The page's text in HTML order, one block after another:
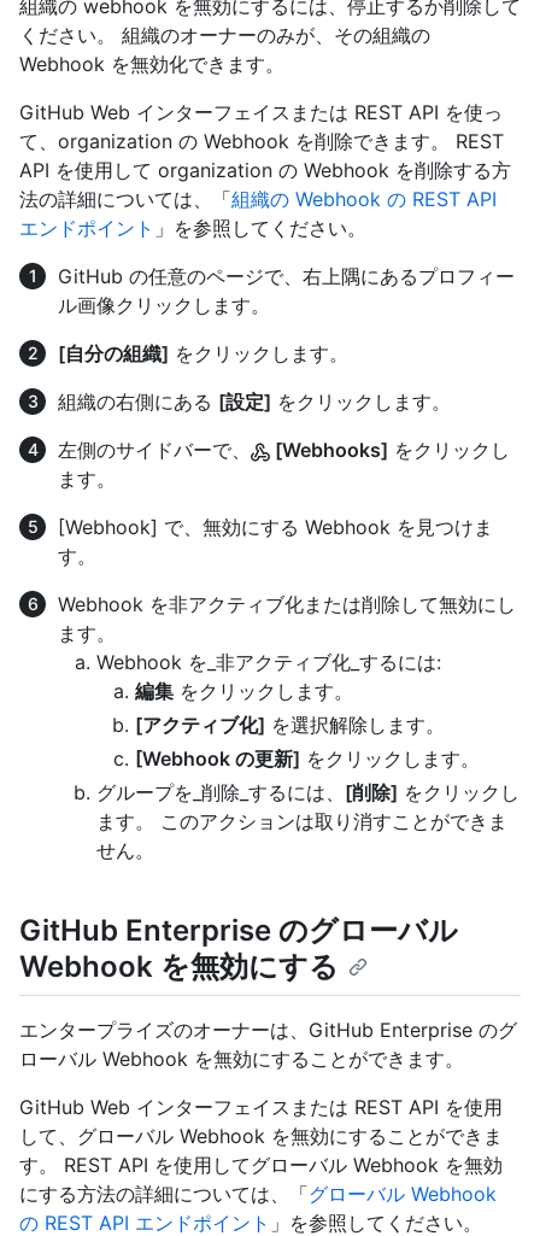
組織の webhook を無効にするには、停止するか削除して
ください。 組織のオーナーのみが、その組織の
Webhook を無効化できます。
GitHub Web インターフェイスまたは REST API を使っ
て、organization の Webhook を削除できます。 REST
API を使用して organization の Webhook を削除する方
法の詳細については、「組織の Webhook の REST API
エンドポイント 」を参照してください。
GitHub の任意のページで、右上隅にあるプロフィー
ル画像クリックします。
[自分の組織] をクリックします。
組織の右側にある [設定] をクリックします。
左側のサイドバーで、
[Webhooks] をクリックし
ます。
[Webhook] で、無効にする Webhook を見つけま
す。
Webhook を非アクティブ化または削除して無効にし
ます。
Webhook を_非アクティブ化_するには:
編集 をクリックします。
[アクティブ化] を選択解除します。
[Webhook の更新] をクリックします。
グループを_削除_するには、 [削除] をクリックし
ます。 このアクションは取り消すことができま
せん。
GitHub Enterprise のグローバル
Webhook を無効にする
エンタープライズのオーナーは、GitHub Enterprise のグ
ローバル Webhook を無効にすることができます。
GitHub Web インターフェイスまたは REST API を使用
して、グローバル Webhook を無効にすることができま
す。 REST API を使用してグローバル Webhook を無効
にする方法の詳細については、「グローバル Webhook
の REST API エンドポイント 」を参照してください。